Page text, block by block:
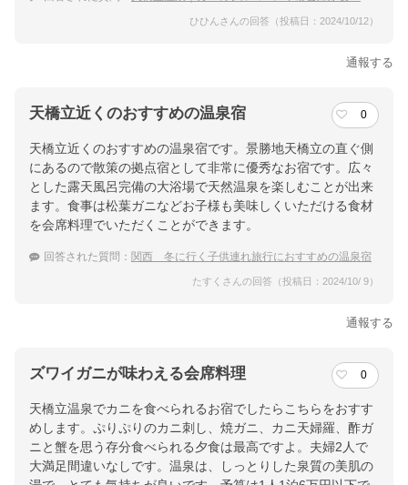
ひひんさんの回答（投稿日：2024/10/12）
通報する
天橋立近くのおすすめの温泉宿 0
天橋立近くのおすすめの温泉宿です。景勝地天橋立の直ぐ側
にあるので散策の拠点宿として非常に優秀なお宿です。広々
とした露天風呂完備の大浴場で天然温泉を楽しむことが出来
ます。食事は松葉ガニなどお子様も美味しくいただける食材
を会席料理でいただくことができます。
回答された質問： 関西 冬に行く子供連れ旅行におすすめの温泉宿
たすくさんの回答（投稿日：2024/10/ 9）
通報する
ズワイガニが味わえる会席料理 0
天橋立温泉でカニを食べられるお宿でしたらこちらをおすす
めします。ぷりぷりのカニ刺し、焼ガニ、カニ天婦羅、酢ガ
ニと蟹を思う存分食べられる夕食は最高ですよ。夫婦2人で
大満足間違いなしです。温泉は、しっとりした泉質の美肌の